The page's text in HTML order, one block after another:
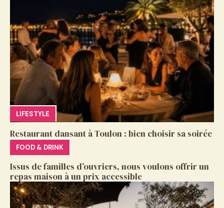
LIFESTYLE
Restaurant dansant à Toulon : bien choisir sa soirée
FOOD & DRINK
Issus de familles d’ouvriers, nous voulons offrir un
repas maison à un prix accessible